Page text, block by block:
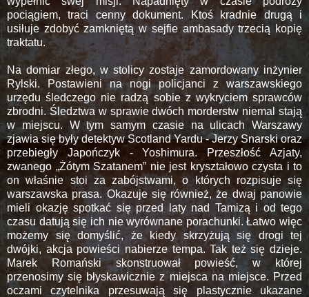
pociągiem, traci cenny dokument. Ktoś kradnie drugą i
usiłuje zdobyć zamkniętą w sejfie ambasady trzecią kopię
traktatu.
Na domiar złego, w stolicy zostaje zamordowany inżynier
Rylski. Postawieni na nogi policjanci z warszawskiego
urzędu śledczego nie radzą sobie z wykryciem sprawców
zbrodni. Śledztwa w sprawie dwóch morderstw niemal stają
w miejscu. W tym samym czasie na ulicach Warszawy
zjawia się były detektyw Scotland Yardu - Jerzy Snarski oraz
przebiegły Japończyk - Yoshimura. Przeszłość Azjaty,
zwanego „Żótym Szatanem” nie jest kryształowo czysta i to
on właśnie stoi za zabójstwami, o których rozpisuje się
warszawska prasa. Okazuje się również, że dwaj panowie
mieli okazję spotkać się przed laty nad Tamizą i od tego
czasu datują się ich nie wyrównane porachunki. Łatwo więc
możemy się domyślić, że kiedy skrzyżują się drogi tej
dwójki, akcja powieści nabierze tempa. Tak też się dzieje.
Marek Romański skonstruował powieść, w której
przenosimy się błyskawicznie z miejsca na miejsce. Przed
oczami czytelnika przesuwają się plastycznie ukazane